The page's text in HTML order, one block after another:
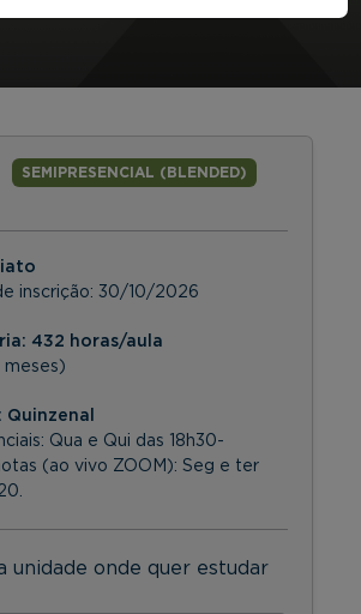
SEMIPRESENCIAL (BLENDED)
inscrição: 30/10/2026
432 horas/aula
meses)
Quinzenal
Qua e Qui das 18h30-
(ao vivo ZOOM): Seg e ter
unidade onde quer estudar